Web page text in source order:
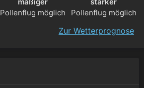
Pollenflug möglich
Pollenflug möglich
Zur Wetterprognose